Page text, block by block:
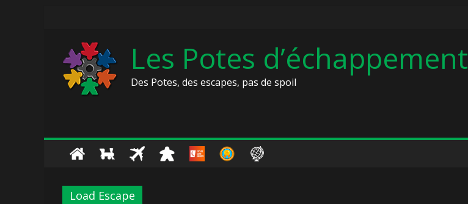
Les Potes d’échappement
Des Potes, des escapes, pas de spoil
Load Escape